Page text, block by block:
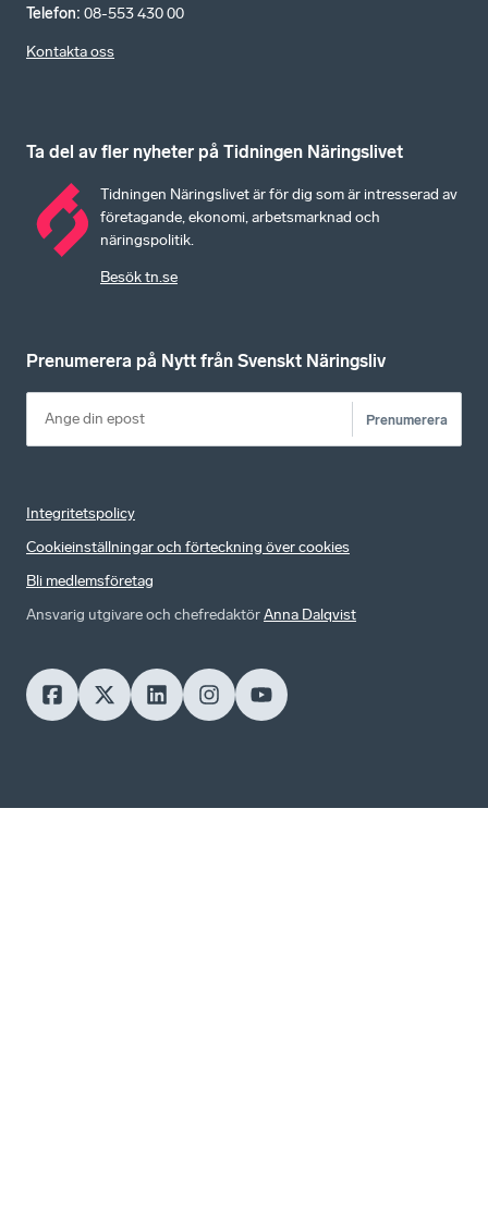
Telefon: 08-553 430 00
Kontakta oss
Ta del av fler nyheter på Tidningen Näringslivet
Tidningen Näringslivet är för dig som är intresserad av
företagande, ekonomi, arbetsmarknad och
näringspolitik.
Besök tn.se
Prenumerera på Nytt från Svenskt Näringsliv
Prenumerera
Integritetspolicy
Cookieinställningar och förteckning över cookies
Bli medlemsföretag
Ansvarig utgivare och chefredaktörAnna Dalqvist